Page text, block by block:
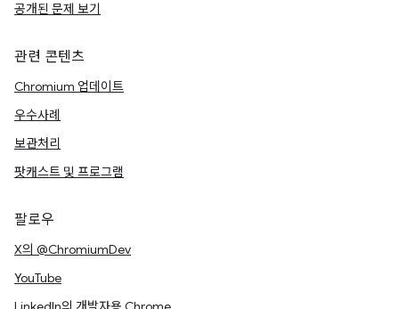
공개된 문제 보기
관련 콘텐츠
Chromium 업데이트
우수사례
보관처리
팟캐스트 및 프로그램
팔로우
X의 @ChromiumDev
YouTube